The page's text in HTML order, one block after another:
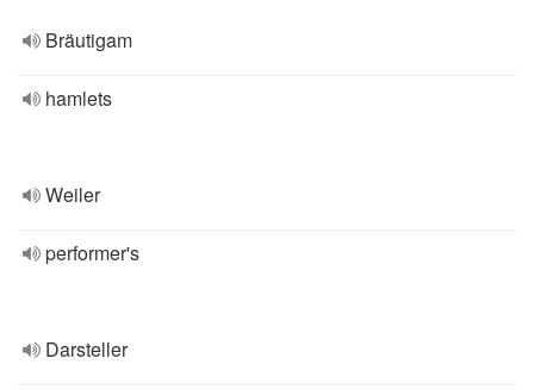
Bräutigam
hamlets
Weiler
performer's
Darsteller